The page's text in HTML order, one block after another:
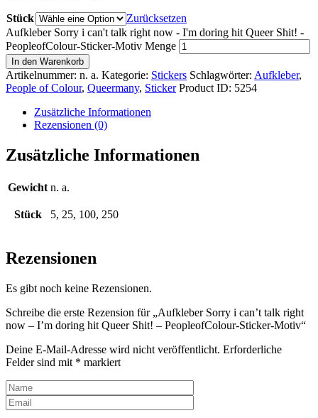
Stück
Zurücksetzen
Aufkleber Sorry i can't talk right now - I'm doring hit Queer Shit! -
PeopleofColour-Sticker-Motiv Menge
In den Warenkorb
Artikelnummer: n. a. Kategorie: Stickers Schlagwörter: Aufkleber,
People of Colour, Queermany, Sticker Product ID: 5254
Zusätzliche Informationen
Rezensionen (0)
Zusätzliche Informationen
Gewicht n. a.
Stück 5, 25, 100, 250
Rezensionen
Es gibt noch keine Rezensionen.
Schreibe die erste Rezension für „Aufkleber Sorry i can’t talk right
now – I’m doring hit Queer Shit! – PeopleofColour-Sticker-Motiv“
Deine E-Mail-Adresse wird nicht veröffentlicht. Erforderliche
Felder sind mit * markiert